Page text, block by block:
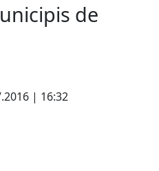
de
| 16:32